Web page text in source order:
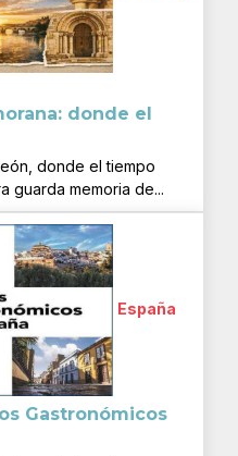
donde el
donde el tiempo
guarda memoria de...
España
Gastronómicos